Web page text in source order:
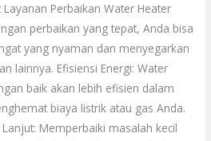
Perbaikan Water Heater
perbaikan yang tepat, Anda bisa
yang nyaman dan menyegarkan
lainnya. Efisiensi Energi: Water
baik akan lebih efisien dalam
biaya listrik atau gas Anda.
Memperbaiki masalah kecil